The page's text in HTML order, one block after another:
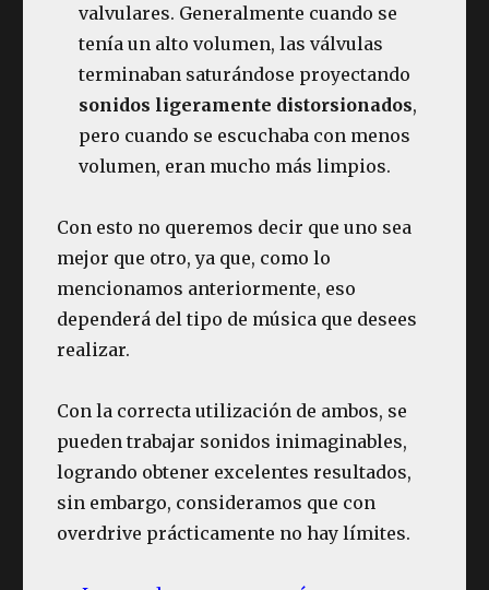
valvulares. Generalmente cuando se
tenía un alto volumen, las válvulas
terminaban saturándose proyectando
sonidos ligeramente distorsionados,
pero cuando se escuchaba con menos
volumen, eran mucho más limpios.
Con esto no queremos decir que uno sea
mejor que otro, ya que, como lo
mencionamos anteriormente, eso
dependerá del tipo de música que desees
realizar.
Con la correcta utilización de ambos, se
pueden trabajar sonidos inimaginables,
logrando obtener excelentes resultados,
sin embargo, consideramos que con
overdrive prácticamente no hay límites.